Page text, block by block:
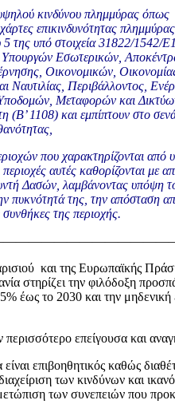
κινδύνου πλημμύρας όπως
επικινδυνότητας
της υπό στοιχεία 31822/1542/
Εσωτερικών,
Οικονομικών,
Ναυτιλίας, Περιβάλλοντος,
Μεταφορών και
(Β’ 1108) και εμπίπτουν στο
που χαρακτηρίζονται από
αυτές καθορίζονται με
Δασών, λαμβάνοντας υπόψη
πυκνότητά της, την απόσταση
συνθήκες της περιοχής.
και της Ευρωπαϊκής
στηρίζει την φιλόδοξη
έως το 2030 και την
επείγουσα και
επιβοηθητικός καθώς
των κινδύνων και
των συνεπειών που